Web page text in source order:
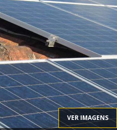
VER IMAGENS